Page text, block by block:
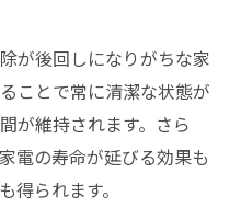
が後回しになりがちな家
ことで常に清潔な状態が
が維持されます。さら
電の寿命が延びる効果も
得られます。